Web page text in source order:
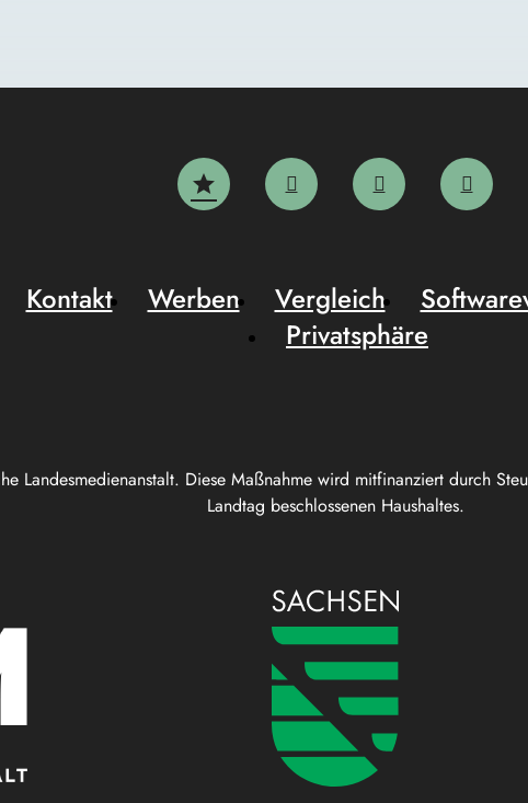
Landesmedienanstalt. Diese Maßnahme wird mitfinanziert durch
Landtag beschlossenen Haushaltes.
Kontakt Werben Vergleich
Privatsphäre